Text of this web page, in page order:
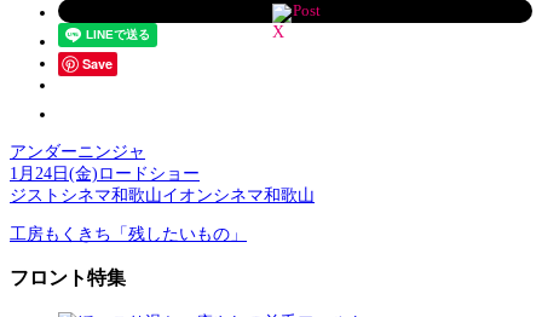
Post
Save
アンダーニンジャ
1月24日(金)ロードショー
ジストシネマ和歌山イオンシネマ和歌山
工房もくきち「残したいもの」
フロント特集